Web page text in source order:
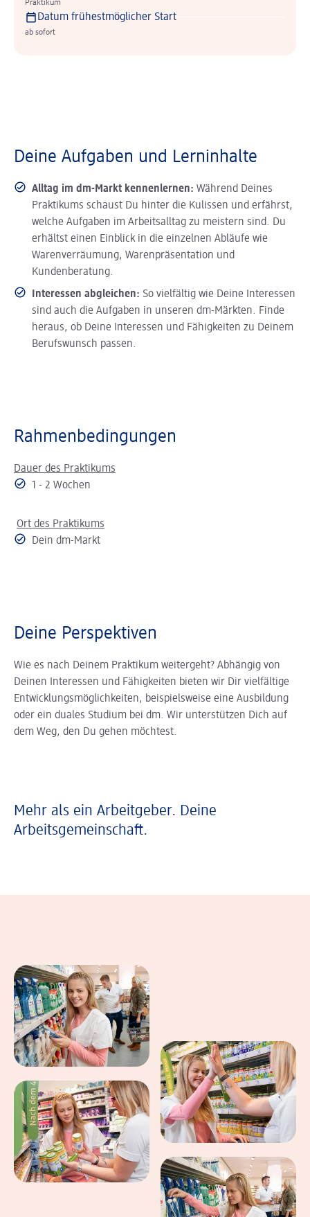
Praktikum
Datum frühestmöglicher Start
ab sofort
Deine Aufgaben und Lerninhalte
Alltag im dm-Markt kennenlernen: Während Deines
Praktikums schaust Du hinter die Kulissen und erfährst,
welche Aufgaben im Arbeitsalltag zu meistern sind. Du
erhältst einen Einblick in die einzelnen Abläufe wie
Warenverräumung, Warenpräsentation und
Kundenberatung.
Interessen abgleichen: So vielfältig wie Deine Interessen
sind auch die Aufgaben in unseren dm-Märkten. Finde
heraus, ob Deine Interessen und Fähigkeiten zu Deinem
Berufswunsch passen.
Rahmenbedingungen
Dauer des Praktikums
1 - 2 Wochen
Ort des Praktikums
Dein dm-Markt
Deine Perspektiven
Wie es nach Deinem Praktikum weitergeht? Abhängig von
Deinen Interessen und Fähigkeiten bieten wir Dir vielfältige
Entwicklungsmöglichkeiten, beispielsweise eine Ausbildung
oder ein duales Studium bei dm. Wir unterstützen Dich auf
dem Weg, den Du gehen möchtest.
Mehr als ein Arbeitgeber. Deine
Arbeitsgemeinschaft.
Eindrücke aus dem Arbeitsalltag